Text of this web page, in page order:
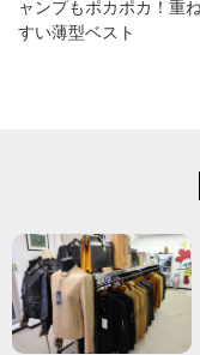
ャンプもポカポカ！重
すい薄型ベスト